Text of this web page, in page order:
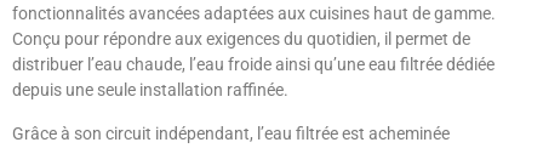
fonctionnalités avancées adaptées aux cuisines haut de gamme.
Conçu pour répondre aux exigences du quotidien, il permet de
distribuer l’eau chaude, l’eau froide ainsi qu’une eau filtrée dédiée
depuis une seule installation raffinée.
Grâce à son circuit indépendant, l’eau filtrée est acheminée